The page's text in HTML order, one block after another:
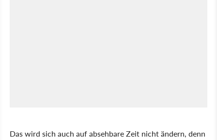
Das wird sich auch auf absehbare Zeit nicht ändern, denn